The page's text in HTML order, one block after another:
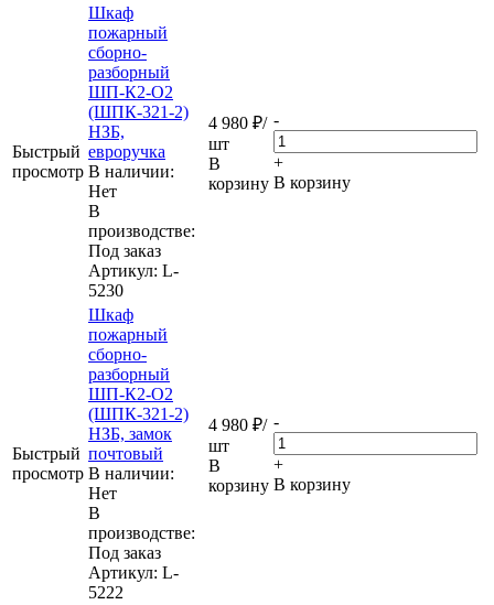
Быстрый
просмотр
Шкаф
пожарный
сборно-
разборный
ШП-К2-О2
(ШПК-321-2)
НЗБ,
евроручка
В наличии:
Нет
В
производстве:
Под заказ
Артикул: L-
5230
4 980 ₽/
шт
В
корзину
-
+
В корзину
Быстрый
просмотр
Шкаф
пожарный
сборно-
разборный
ШП-К2-О2
(ШПК-321-2)
НЗБ, замок
почтовый
В наличии:
Нет
В
производстве:
Под заказ
Артикул: L-
5222
4 980 ₽/
шт
В
корзину
-
+
В корзину